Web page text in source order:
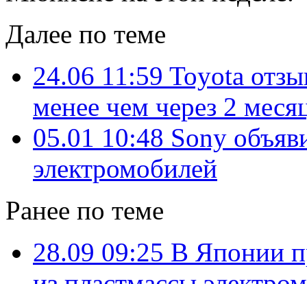
Далее по теме
24.06 11:59 Toyota
менее чем через 2
05.01 10:48 Sony
электромобилей
Ранее по теме
28.09 09:25 В Японии